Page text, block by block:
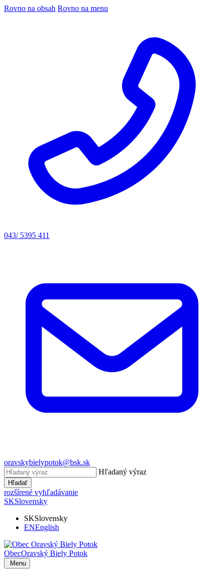
Rovno na obsah Rovno na menu
043/ 5395 411
oravskybielypotok@bsk.sk
Hľadaný výraz
Hľadať
rozšírené vyhľadávanie
SKSlovensky
SKSlovensky
ENEnglish
ObecOravský Biely Potok
Menu